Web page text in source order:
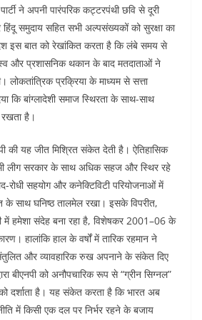
ने अपनी पारंपरिक कट्टरपंथी छवि से दूरी
समुदाय सहित सभी अल्पसंख्यकों को सुरक्षा का
इस बात को रेखांकित करता है कि लंबे समय से
और प्रशासनिक थकान के बाद मतदाताओं ने
लोकतांत्रिक प्रक्रिया के माध्यम से सत्ता
कि बांग्लादेशी समाज स्थिरता के साथ-साथ
रखता है।
की यह जीत मिश्रित संकेत देती है। ऐतिहासिक
लीग सरकार के साथ अधिक सहज और स्थिर रहे
सहयोग और कनेक्टिविटी परियोजनाओं में
के साथ घनिष्ठ तालमेल रखा। इसके विपरीत,
में हमेशा संदेह बना रहा है, विशेषकर 2001–06 के
हालांकि हाल के वर्षों में तारिक रहमान ने
और व्यावहारिक रुख अपनाने के संकेत दिए
बीएनपी को अनौपचारिक रूप से “ग्रीन सिग्नल”
दर्शाता है। यह संकेत करता है कि भारत अब
में किसी एक दल पर निर्भर रहने के बजाय